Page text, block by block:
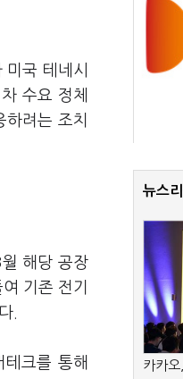
국 테네시
수요 정체
려는 조치
해당 공장
기존 전기
.
테크를 통해
뉴스
카카